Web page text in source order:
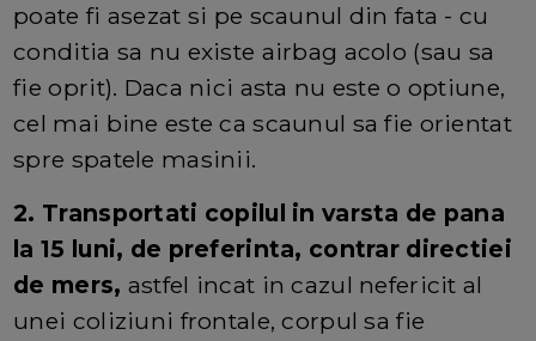
poate fi asezat si pe scaunul din fata - cu
conditia sa nu existe airbag acolo (sau sa
fie oprit). Daca nici asta nu este o optiune,
cel mai bine este ca scaunul sa fie orientat
spre spatele masinii.
2. Transportati copilul in varsta de pana
la 15 luni, de preferinta, contrar directiei
de mers, astfel incat in ​​cazul nefericit al
unei coliziuni frontale, corpul sa fie